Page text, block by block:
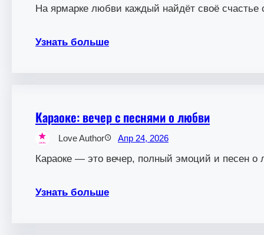
На ярмарке любви каждый найдёт своё счастье
Узнать больше
Караоке: вечер с песнями о любви
Love Author Апр 24, 2026
Караоке — это вечер, полный эмоций и песен о
Узнать больше